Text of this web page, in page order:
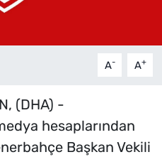
A- A+
(DHA) -
hesaplarından
Başkan Vekili